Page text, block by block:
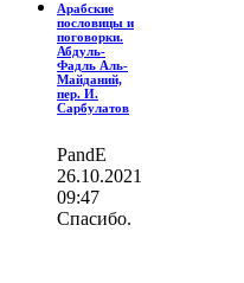
Арабские
пословицы и
поговорки.
Абдуль-
Фадль Аль-
Майданий,
пер. И.
Сарбулатов
PandE
26.10.2021
09:47
Спасибо.